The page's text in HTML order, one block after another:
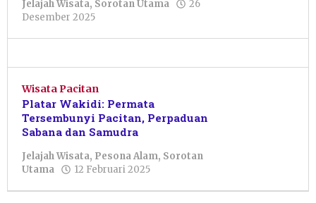
Jelajah Wisata, Sorotan Utama
26
Desember 2025
Dwi
Wisata Pacitan
Platar Wakidi: Permata
Tersembunyi Pacitan, Perpaduan
Sabana dan Samudra
Jelajah Wisata, Pesona Alam, Sorotan
Utama
12 Februari 2025
Cahyaningtias